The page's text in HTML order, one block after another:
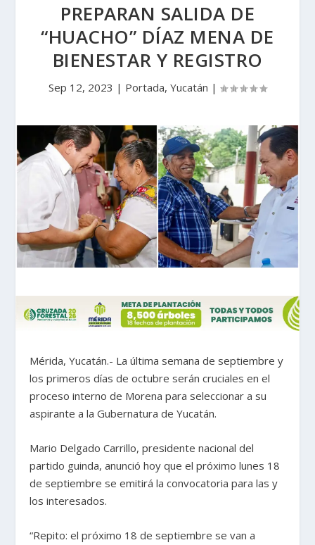
PREPARAN SALIDA DE
“HUACHO” DÍAZ MENA DE
BIENESTAR Y REGISTRO
Sep 12, 2023 | Portada, Yucatán |
Mérida, Yucatán.- La última semana de septiembre y
los primeros días de octubre serán cruciales en el
proceso interno de Morena para seleccionar a su
aspirante a la Gubernatura de Yucatán.
Mario Delgado Carrillo, presidente nacional del
partido guinda, anunció hoy que el próximo lunes 18
de septiembre se emitirá la convocatoria para las y
los interesados.
“Repito: el próximo 18 de septiembre se van a